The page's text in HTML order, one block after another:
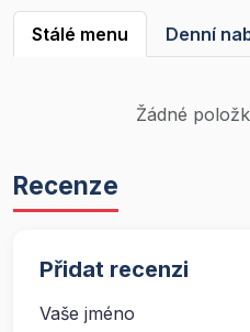
Stálé menu Denní
Žádné
Recenze
Přidat recenzi
Vaše jméno